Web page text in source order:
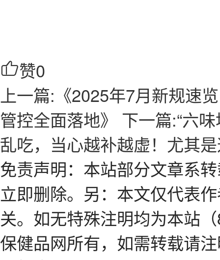
赞0
上一篇:《2025年7月新规速
管控全面落地》 下一篇:“六
乱吃，当心越补越虚！尤其
免责声明：本站部分文章系
立即删除。另：本文仅代表
关。如无特殊注明均为本站
保健品网所有，如需转载请